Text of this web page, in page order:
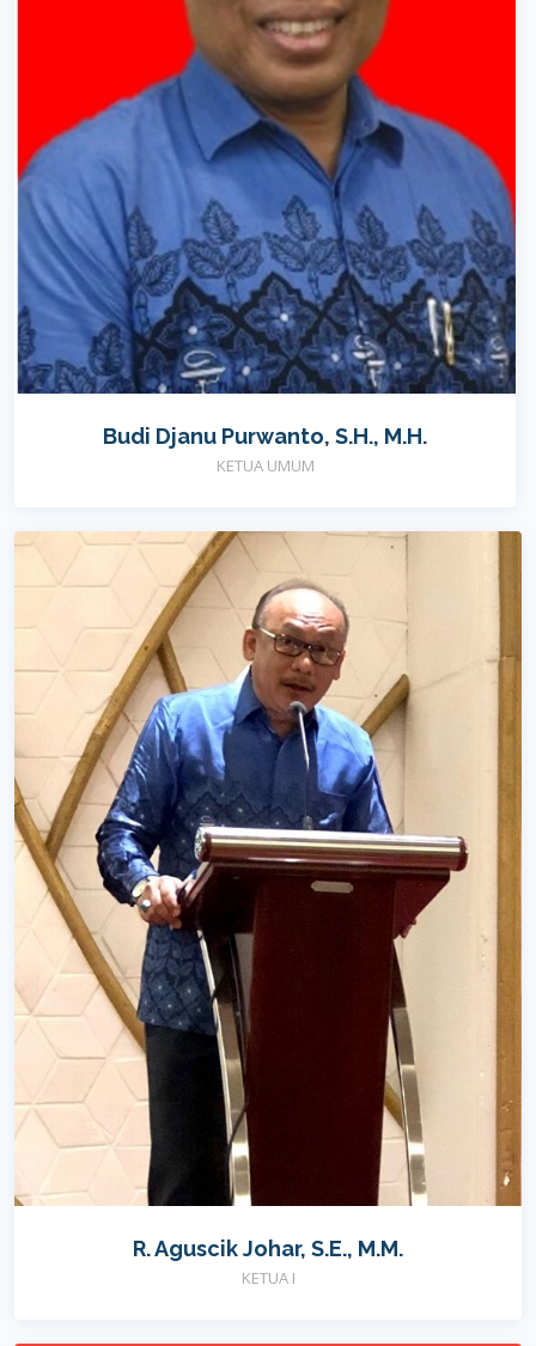
Budi Djanu Purwanto, S.H., M.H.
KETUA UMUM
R. Aguscik Johar, S.E., M.M.
KETUA I